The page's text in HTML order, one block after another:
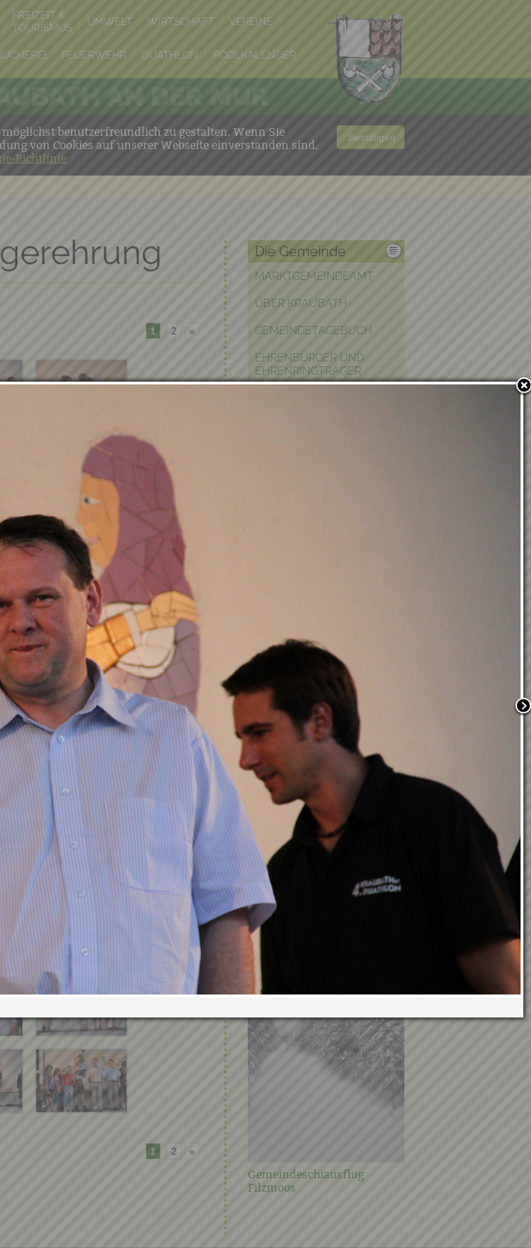
FREIZEIT &
TOURISMUS
UMWELT WIRTSCHAFT VEREINE
FEUERWEHR DUATHLON POOLKALENDER
AN DER MUR
benutzerfreundlich zu gestalten. Wenn Sie
von Cookies auf unserer Webseite einverstanden sind.
Richtlinie
Bestätigen
»
1 2
»
1 2
Die Gemeinde
MARKTGEMEINDEAMT
ÜBER KRAUBATH
GEMEINDETAGEBUCH
EHRENBÜRGER UND
EHRENRINGTRÄGER
Rettungshundearbeit in
Kraubath an der Mur
Hallenfußballturnier
9.1.2026
Wunschkonzert 2025
05.12.2025 - Rorate mit
unseren VS-Kindern
29.11.2025 -
Weihnachtsmarkt in
Kraubath
17.11.2025 - LIMA -
Geburtstagsfeier Fr. Friedl
07.11.2025 - Laternenumzug
in Kraubath
Pensionistenausflug
Tremmelberg
Gemeindeschiausflug
Filzmoos